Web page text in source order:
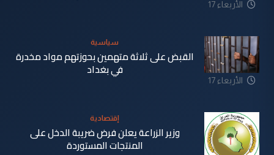
الأربعاء 17
الأربعاء 17
سياسية
القبض على ثلاثة متهمين بحوزتهم مواد مخدرة
في بغداد
إقتصادية
وزير الزراعة يعلن فرض ضريبة الدخل على
المنتجات المستوردة